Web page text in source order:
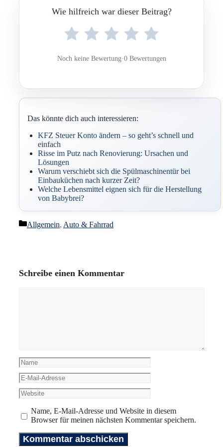
Wie hilfreich war dieser Beitrag?
Noch keine Bewertung·0 Bewertungen
Das könnte dich auch interessieren:
KFZ Steuer Konto ändern – so geht’s schnell und
einfach
Risse im Putz nach Renovierung: Ursachen und
Lösungen
Warum verschiebt sich die Spülmaschinentür bei
Einbauküchen nach kurzer Zeit?
Welche Lebensmittel eignen sich für die Herstellung
von Babybrei?
Kategorien
Allgemein, Auto & Fahrrad
Schreibe einen Kommentar
Name
E-
Mail-
Adresse
Website
Name, E-Mail-Adresse und Website in diesem
Browser für meinen nächsten Kommentar speichern.